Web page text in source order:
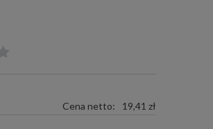
Cena netto: 19,41 zł